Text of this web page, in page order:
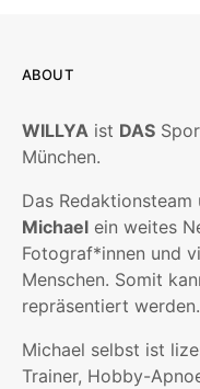
ABOUT
WILLYA ist DAS
München.
Das
Michael ein weites
Fotograf*innen und
Menschen. Somit
repräsentiert werden.
Michael selbst ist
Trainer, Hobby-